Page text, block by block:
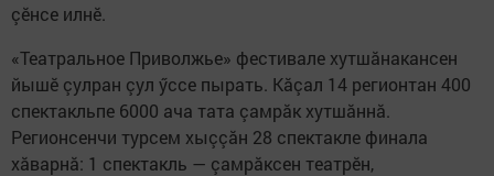
çӗнсе илнӗ.
«Театральное Приволжье» фестивале хутшăнакансен
йышӗ çулран çул ӳссе пырать. Кăçал 14 регионтан 400
спектакльпе 6000 ача тата çамрăк хутшăннă.
Регионсенчи турсем хыççăн 28 спектакле финала
хăварнă: 1 спектакль — çамрăксен театрӗн,